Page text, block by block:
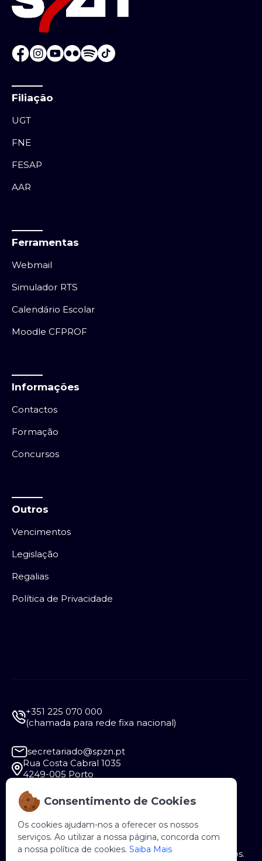
Consentimento de Cookies
Os cookies ajudam-nos a oferecer os nossos
serviços. Ao utilizar a nossa página, concorda com
a nossa política de cookies. Saiba Mais
Filiação
UGT
FNE
FESAP
AAR
Ferramentas
Webmail
Simulador RTS
Calendário Escolar
Moodle CFPROF
Informações
Contactos
Formação
Concursos
Outros
Vencimentos
Legislação
Regalias
Política de Privacidade
+351 225 070 000
(chamada para rede fixa nacional)
secretariado@spzn.pt
Rua Costa Cabral 1035
4249-005 Porto
Segunda a Sexta - 9:30 às 12:30 e das 14:00 às
18:00
Copyright © 2026 SPZN. Todos os direitos reservados.